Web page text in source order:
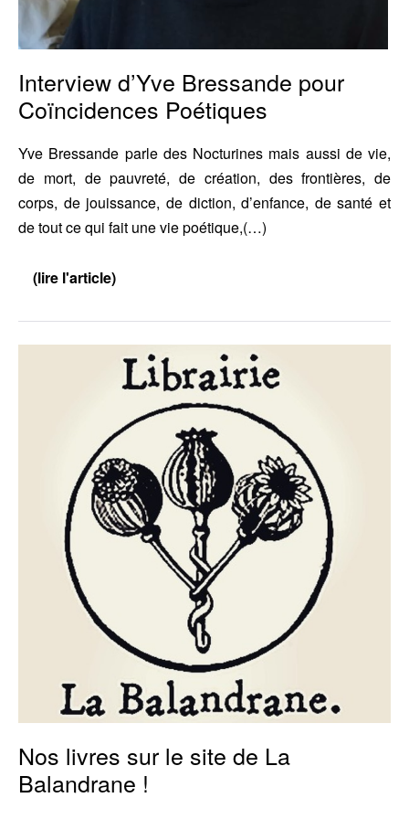
Interview d’Yve Bressande pour
Coïncidences Poétiques
Yve Bressande parle des Nocturines mais aussi de vie,
de mort, de pauvreté, de création, des frontières, de
corps, de jouissance, de diction, d’enfance, de santé et
de tout ce qui fait une vie poétique,(…)
(lire l'article)
Interview
pour
Coïncidences
Poétiques
Balandrane
Nos livres sur le site de La
Balandrane !